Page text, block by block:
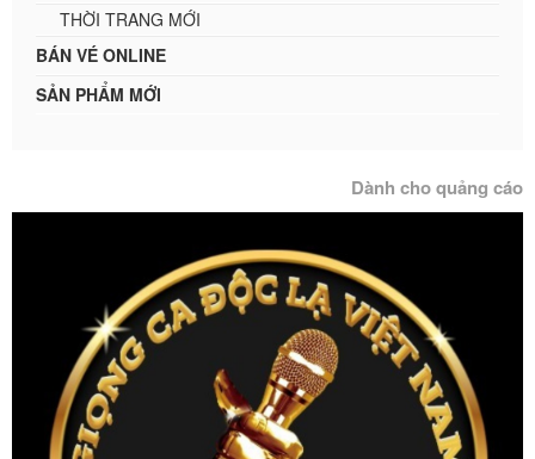
THỜI TRANG MỚI
BÁN VÉ ONLINE
SẢN PHẨM MỚI
Dành cho quảng cáo